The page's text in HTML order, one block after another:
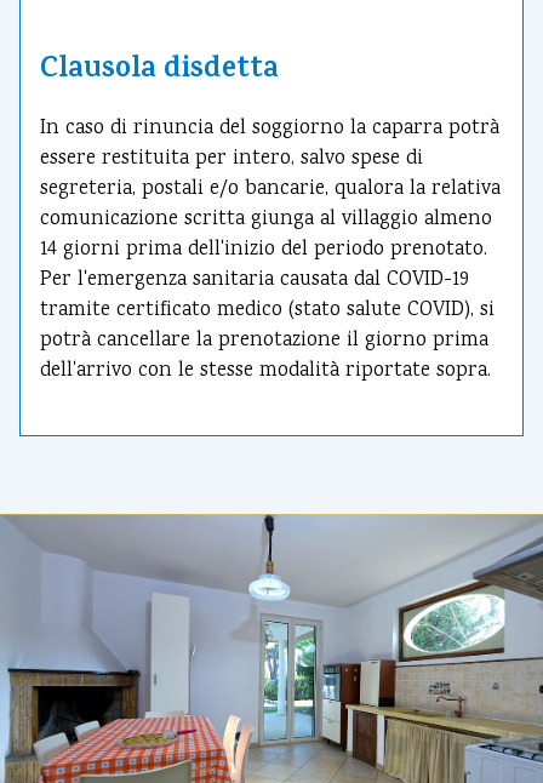
Clausola disdetta
In caso di rinuncia del soggiorno la caparra potrà
essere restituita per intero, salvo spese di
segreteria, postali e/o bancarie, qualora la relativa
comunicazione scritta giunga al villaggio almeno
14 giorni prima dell'inizio del periodo prenotato.
Per l'emergenza sanitaria causata dal COVID-19
tramite certificato medico (stato salute COVID), si
potrà cancellare la prenotazione il giorno prima
dell'arrivo con le stesse modalità riportate sopra.